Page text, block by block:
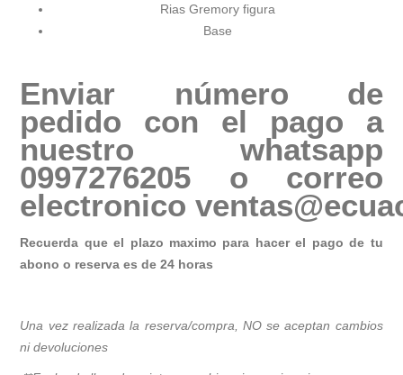
Rias Gremory figura
Base
Enviar número de
pedido con el pago a
nuestro whatsapp
0997276205 o correo
electronico
Recuerda que el plazo maximo para hacer el pago de tu
abono o reserva es de 24 horas
Una vez realizada la reserva/compra, NO se aceptan cambios
ni devoluciones